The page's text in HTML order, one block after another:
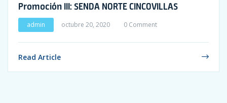
Promoción III: SENDA NORTE CINCOVILLAS
admin octubre 20, 2020 0 Comment
Read Article